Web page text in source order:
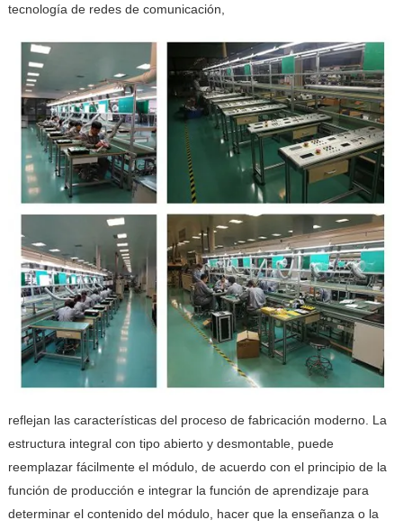
tecnología de redes de comunicación,
reflejan las características del proceso de fabricación moderno. La
estructura integral con tipo abierto y desmontable, puede
reemplazar fácilmente el módulo, de acuerdo con el principio de la
función de producción e integrar la función de aprendizaje para
determinar el contenido del módulo, hacer que la enseñanza o la